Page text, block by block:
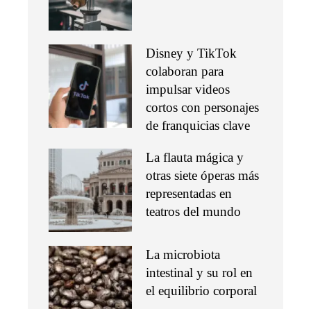
Disney y TikTok
colaboran para
impulsar videos
cortos con personajes
de franquicias clave
La flauta mágica y
otras siete óperas más
representadas en
teatros del mundo
La microbiota
intestinal y su rol en
el equilibrio corporal